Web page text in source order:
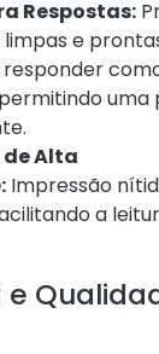
Respostas:
e
uma
Alta
Impressão
a